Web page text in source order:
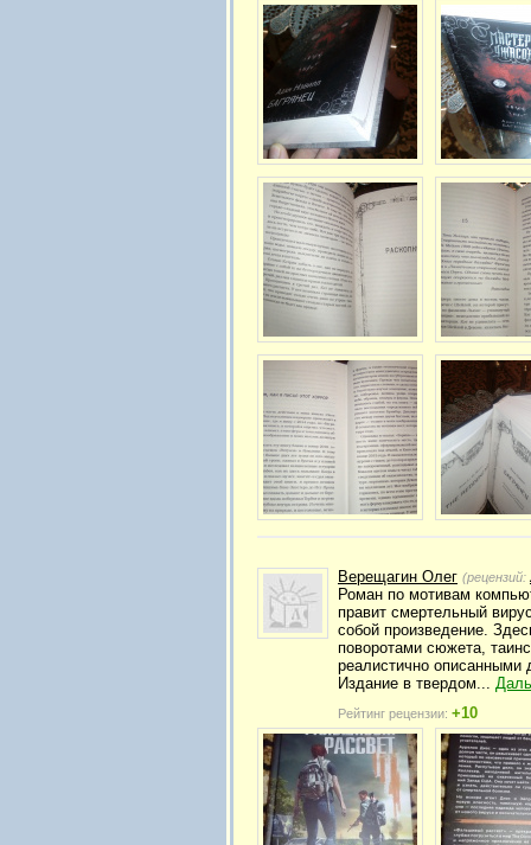
Верещагин Олег (рецензий:
Роман по мотивам
правит смертельный
собой произведение.
поворотами сюжета,
реалистично описанными
Издание в твердом...
Рейтинг рецензии: +10